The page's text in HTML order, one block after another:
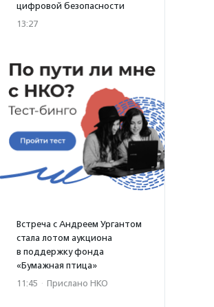
цифровой безопасности
13:27
Встреча с Андреем Ургантом
стала лотом аукциона
в поддержку фонда
«Бумажная птица»
11:45 · Прислано НКО